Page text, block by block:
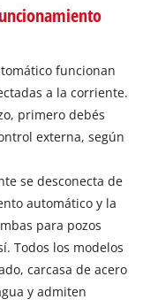
funcionan
a la corriente.
primero debés
externa, según
se desconecta de
automático y la
para pozos
Todos los modelos
carcasa de acero
y admiten